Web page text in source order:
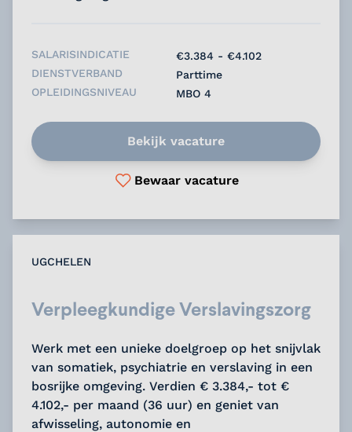
SALARISINDICATIE
€3.384 - €4.102
DIENSTVERBAND
Parttime
OPLEIDINGSNIVEAU
MBO 4
Bekijk vacature
Bewaar vacature
UGCHELEN
Verpleegkundige Verslavingszorg
Werk met een unieke doelgroep op het snijvlak
van somatiek, psychiatrie en verslaving in een
bosrijke omgeving. Verdien € 3.384,- tot €
4.102,- per maand (36 uur) en geniet van
afwisseling, autonomie en